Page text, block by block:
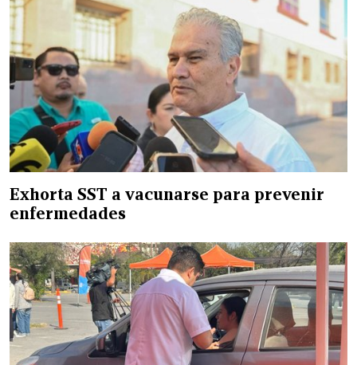
Exhorta SST a vacunarse para prevenir
enfermedades